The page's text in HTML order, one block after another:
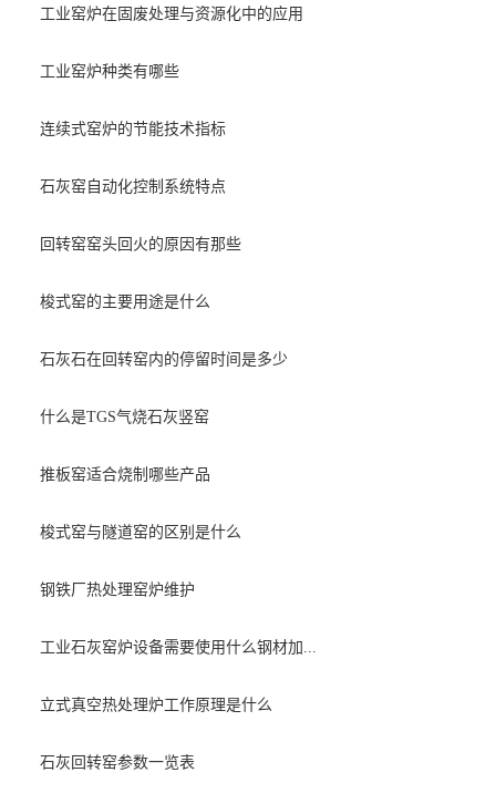
工业窑炉在固废处理与资源化中的应用
工业窑炉种类有哪些
连续式窑炉的节能技术指标
石灰窑自动化控制系统特点
回转窑窑头回火的原因有那些
梭式窑的主要用途是什么
石灰石在回转窑内的停留时间是多少
什么是TGS气烧石灰竖窑
推板窑适合烧制哪些产品
梭式窑与隧道窑的区别是什么
钢铁厂热处理窑炉维护
工业石灰窑炉设备需要使用什么钢材加...
立式真空热处理炉工作原理是什么
石灰回转窑参数一览表